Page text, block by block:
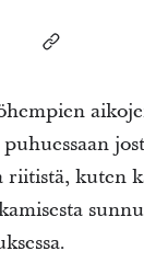
riitistä, kuten